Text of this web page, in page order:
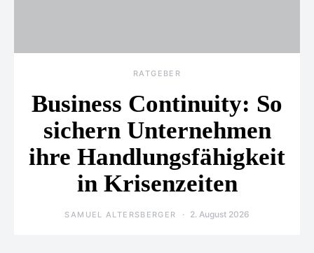
RATGEBER
Business Continuity: So
sichern Unternehmen
ihre Handlungsfähigkeit
in Krisenzeiten
SAMUEL ALTERSBERGER 2. August 2026